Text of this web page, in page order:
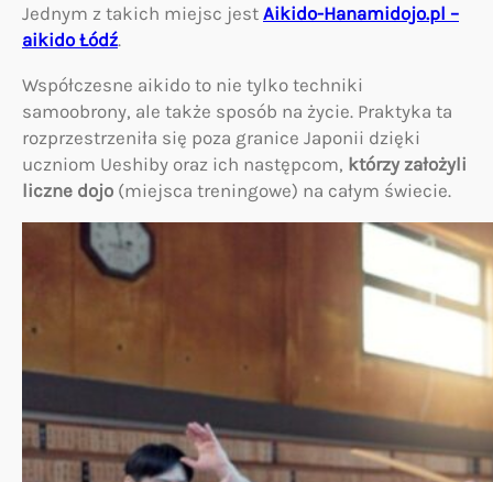
Jednym z takich miejsc jest Aikido-Hanamidojo.pl –
aikido Łódź.
Współczesne aikido to nie tylko techniki
samoobrony, ale także sposób na życie. Praktyka ta
rozprzestrzeniła się poza granice Japonii dzięki
uczniom Ueshiby oraz ich następcom, którzy założyli
liczne dojo (miejsca treningowe) na całym świecie.